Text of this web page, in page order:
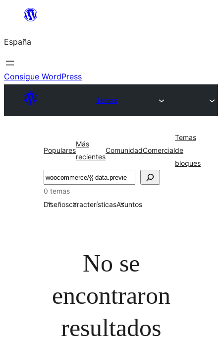
Saltar
contenido
España
Consigue WordPress
Temas
Populares
Más
recientes
ComunidadComercial
Temas
de
bloques
Buscar
0 temas
DiseñoscaracterísticasAsuntos
No se
encontraron
resultados